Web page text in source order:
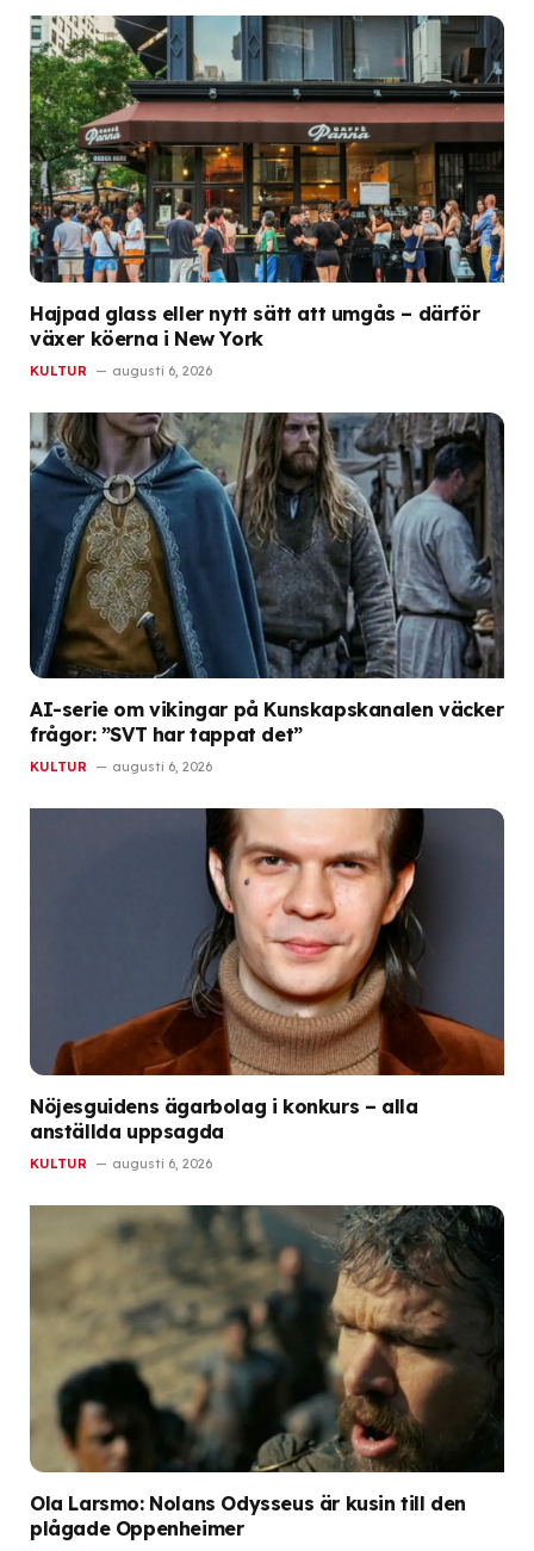
Hajpad glass eller nytt sätt att umgås – därför
växer köerna i New York
KULTUR augusti 6, 2026
AI-serie om vikingar på Kunskapskanalen väcker
frågor: ”SVT har tappat det”
KULTUR augusti 6, 2026
Nöjesguidens ägarbolag i konkurs – alla
anställda uppsagda
KULTUR augusti 6, 2026
Ola Larsmo: Nolans Odysseus är kusin till den
plågade Oppenheimer